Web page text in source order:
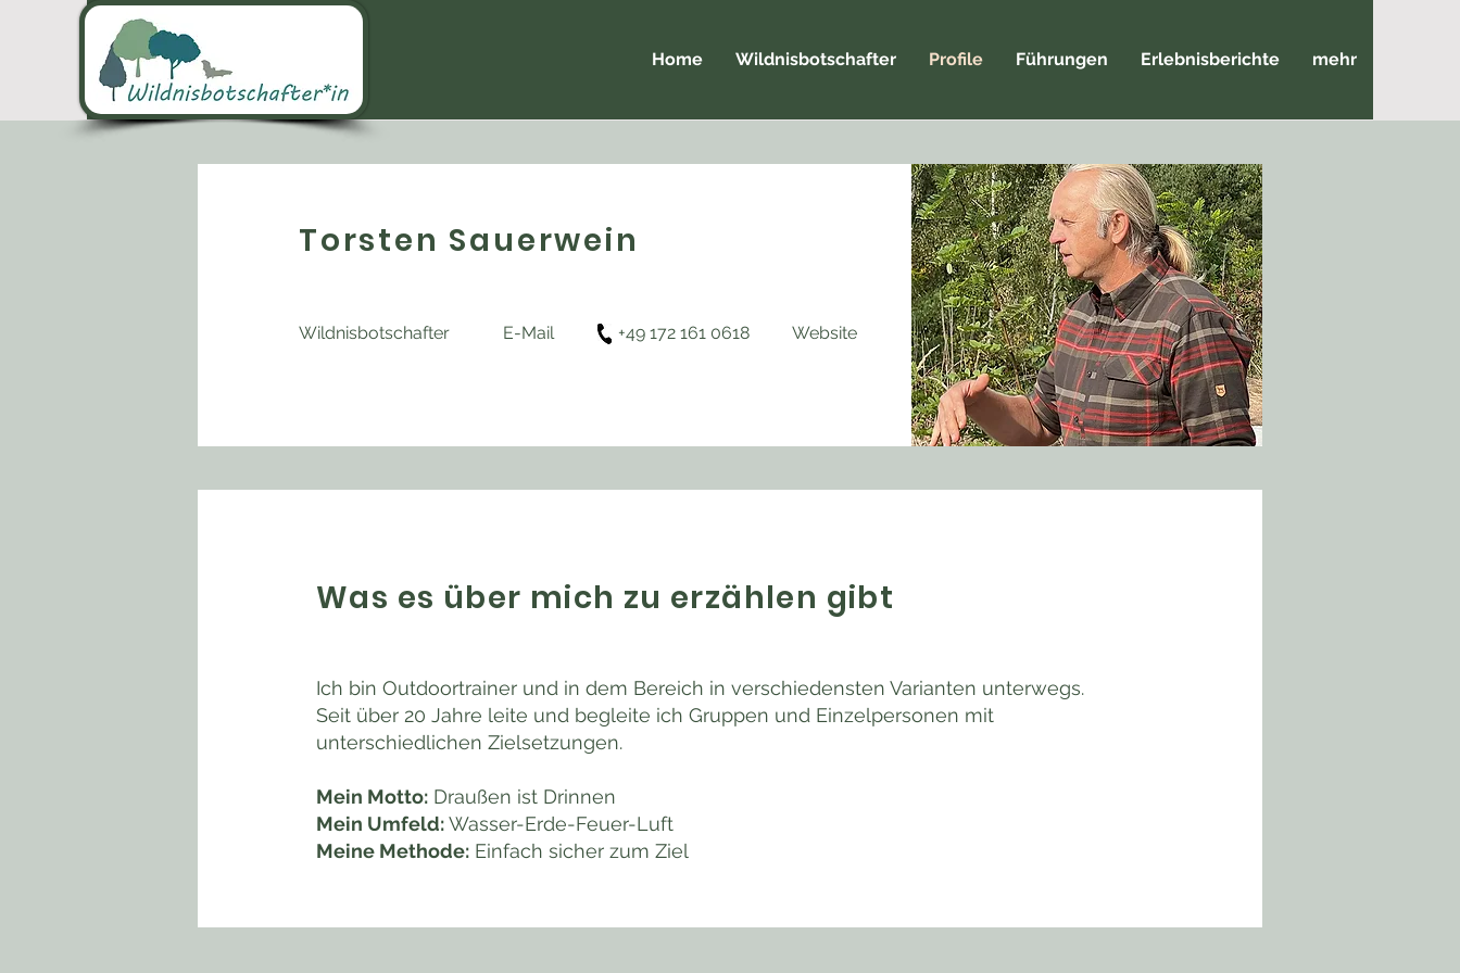
Home Wildnisbotschafter Profile Führungen Erlebnisberichte mehr
Torsten Sauerwein
Wildnisbotschafter E-Mail +49 172 161 0618 Website
Was es über mich zu erzählen gibt
Ich bin Outdoortrainer und in dem Bereich in verschiedensten Varianten unterwegs.
Seit über 20 Jahre leite und begleite ich Gruppen und Einzelpersonen mit
unterschiedlichen Zielsetzungen.
Mein Motto: Draußen ist Drinnen
Mein Umfeld:Wasser-Erde-Feuer-Luft
Meine Methode: Einfach sicher zum Ziel